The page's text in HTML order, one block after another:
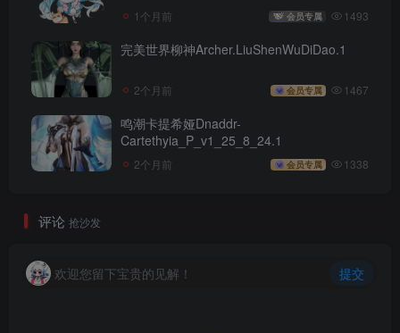
1个月前 会员专属 1493
完美世界柳神Archer.LiuShenWuDiDao.1
2个月前 会员专属 1467
鸣潮卡提希娅Dnaddr-
Cartethyia_P_v1_25_8_24.1
2个月前 会员专属 1338
评论 抢沙发
欢迎您留下宝贵的见解！ 提交